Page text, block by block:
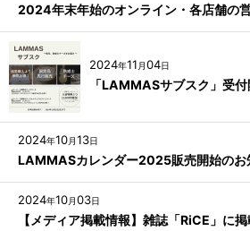
2024年末年始のオンライン・各店舗の
2024年11 月04日
「LAMMASサブスク」受
2024年10月13日
LAMMASカレンダー2025販売開始のお
2024年10月03日
【メディア掲載情報】雑誌「RiCE」に